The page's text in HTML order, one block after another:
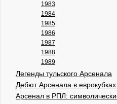
1983
1984
1985
1986
1987
1988
1989
Легенды тульского Арсенала
Дебют Арсенала в
Арсенал в РПЛ: